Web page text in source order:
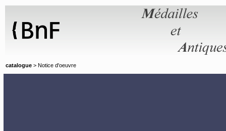
catalogue > Notice d'oeuvre